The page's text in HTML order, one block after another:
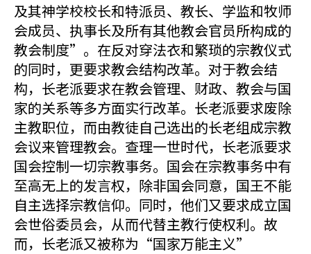
及其神学校校长和特派员、教长、学监和牧师
会成员、执事长及所有其他教会官员所构成的
教会制度”。在反对穿法衣和繁琐的宗教仪式
的同时，更要求教会结构改革。对于教会结
构，长老派要求在教会管理、财政、教会与国
家的关系等多方面实行改革。长老派要求废除
主教职位，而由教徒自己选出的长老组成宗教
会议来管理教会。查理一世时代，长老派要求
国会控制一切宗教事务。国会在宗教事务中有
至高无上的发言权，除非国会同意，国王不能
自主选择宗教信仰。同时，他们又要求成立国
会世俗委员会，从而代替主教行使权利。故
而，长老派又被称为“国家万能主义”